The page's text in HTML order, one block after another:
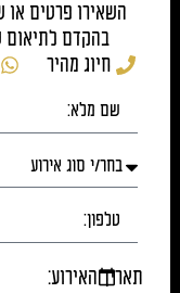
השאירו פרטים או
בהקדם לתיאום
חיוג מהיר
תאריך האירוע: